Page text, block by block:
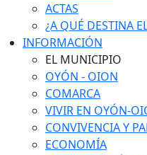
ACTAS
¿A QUÉ DESTINA
INFORMACIÓN
EL MUNICIPIO
OYÓN - OION
COMARCA
VIVIR EN OYÓN-
CONVIVENCIA Y
ECONOMÍA